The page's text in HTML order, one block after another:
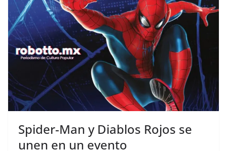
Spider-Man y Diablos Rojos se
unen en un evento